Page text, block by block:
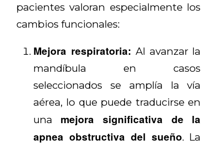
pacientes valoran especialmente los
cambios funcionales:
Mejora respiratoria: Al avanzar la
mandíbula en casos
seleccionados se amplía la vía
aérea, lo que puede traducirse en
una mejora significativa de la
apnea obstructiva del sueño. La